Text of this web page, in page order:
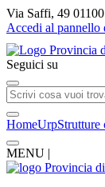
Via Saffi, 49
Accedi al pannello
Seguici su
HomeUrpStrutture
MENU |